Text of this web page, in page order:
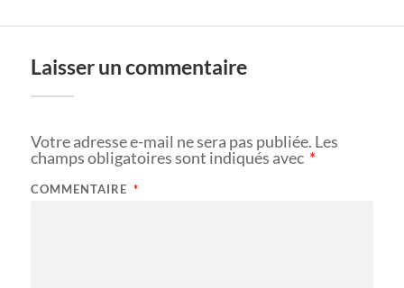
Laisser un commentaire
Votre adresse e-mail ne sera pas publiée. Les
champs obligatoires sont indiqués avec *
COMMENTAIRE *